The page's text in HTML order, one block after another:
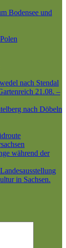
Bodensee und
nach Stendal
21.08. –
nach Döbeln
während der
in Sachsen.